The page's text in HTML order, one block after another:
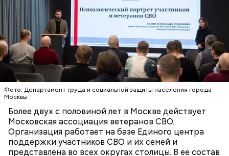
Фото: Департамент труда и социальной защиты населения города
Москвы
Более двух с половиной лет в Москве действует
Московская ассоциация ветеранов СВО.
Организация работает на базе Единого центра
поддержки участников СВО и их семей и
представлена во всех округах столицы. В ее состав
Реальные знания
Кинопарк «Москино» — часть проекта мэра
столицы «Москва — город кино» и объект
московского кинокластера. На экскурсиях мы
предлагаем ребятам полностью погрузиться в
киносреду — пообщаться со специалистами,
увидеть павильоны, в которых снимаются крупные
отечественные новинки. Здесь мы можем показать